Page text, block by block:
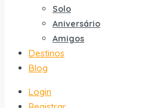
Solo
Aniversário
Amigos
Destinos
Blog
Login